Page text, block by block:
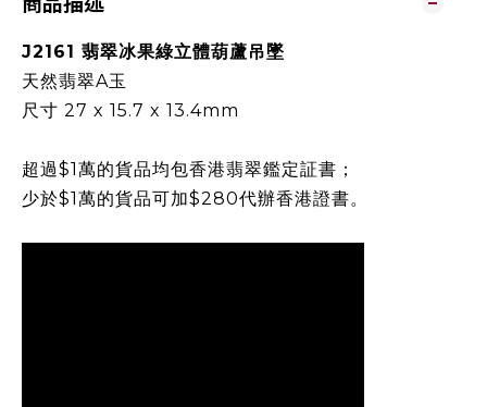
J2161 翡翠冰果綠立體葫蘆吊墜
天然翡翠A玉
尺寸 27 x 15.7 x 13.4mm
超過$1萬的貨品均包香港翡翠鑑定証書；
少於$1萬的貨品可加$280代辦香港證書。